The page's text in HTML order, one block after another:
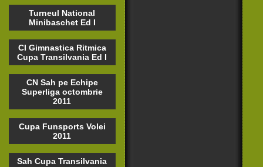
Turneul National
Minibaschet Ed I
CI Gimnastica Ritmica
Cupa Transilvania Ed I
CN Sah pe Echipe
Superliga octombrie
2011
Cupa Funsports Volei
2011
Sah Cupa Transilvania